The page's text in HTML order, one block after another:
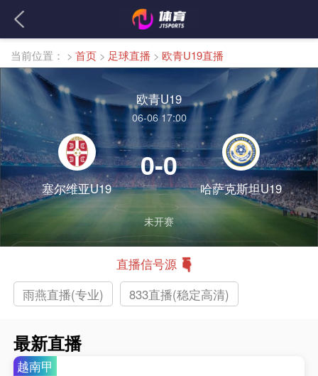
当前位置： > 首页 > 足球直播 > 欧青U19直播
欧青U19
06-06 17:00
塞尔维亚U19
0-0
哈萨克斯坦U19
未开赛
直播信号源
雨燕直播(专业)
833直播(稳定高清)
最新直播
越南甲